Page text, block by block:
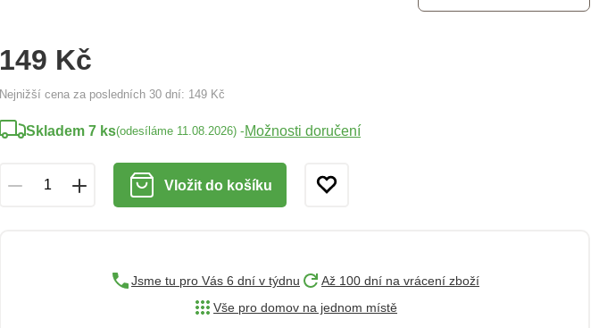
149 Kč
Nejnižší cena za posledních 30 dní: 149 Kč
Skladem 7 ks(odesíláme 11.08.2026) -Možnosti doručení
Vložit do košíku
Jsme tu pro Vás 6 dní v týdnu
Až 100 dní na vrácení zboží
Vše pro domov na jednom místě